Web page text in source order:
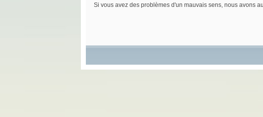
Si vous avez des problèmes d'un mauvais sens, nous avons